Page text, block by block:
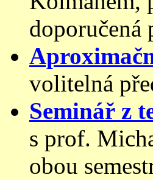
doporučená
volitelná
Seminář z
s prof.
obou